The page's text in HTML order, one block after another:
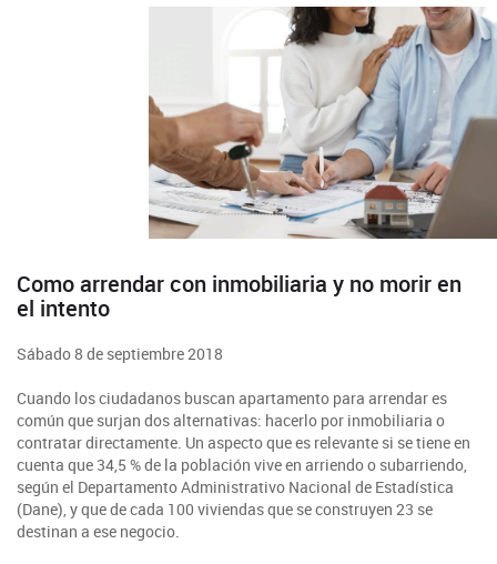
Como arrendar con inmobiliaria y no morir en
el intento
Sábado 8 de septiembre 2018
Cuando los ciudadanos buscan apartamento para arrendar es
común que surjan dos alternativas: hacerlo por inmobiliaria o
contratar directamente. Un aspecto que es relevante si se tiene en
cuenta que 34,5 % de la población vive en arriendo o subarriendo,
según el Departamento Administrativo Nacional de Estadística
(Dane), y que de cada 100 viviendas que se construyen 23 se
destinan a ese negocio.